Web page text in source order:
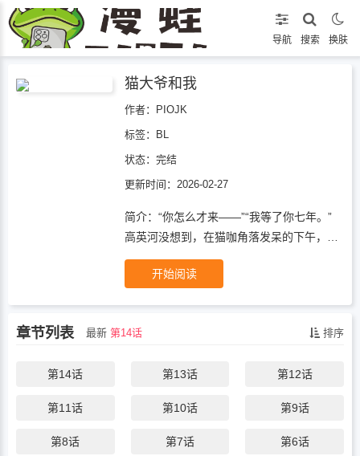
导航 搜索 换肤
猫大爷和我
作者：PIOJK
标签： BL
状态： 完结
更新时间：2026-02-27
简介：“你怎么才来——”“我等了你七年。”
高英河没想到，在猫咖角落发呆的下午，会
撞见林尚浩端着两杯美式站在面前。小时候
是邻居，长大了是微信里的“改天见”。如今
开朗到替他表达。从猫咖到校园长椅，从
学会了说不、学会了笑、学会了在对方靠近
前……是不是一直在等我先开口？”英河没
答。只是把脸埋进猫肚皮里，耳朵红得发
开始阅读
章节列表 最新 第14话 排序
第14话 第13话 第12话
第11话 第10话 第9话
第8话 第7话 第6话